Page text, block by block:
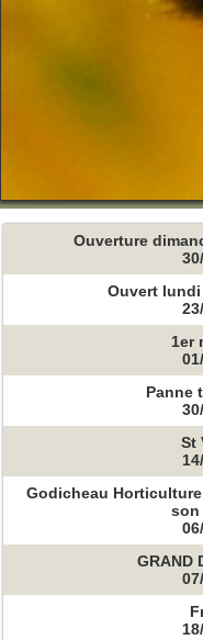
Ouverture
Ouvert lundi
1er
Panne
St
Godicheau
son
GRAND